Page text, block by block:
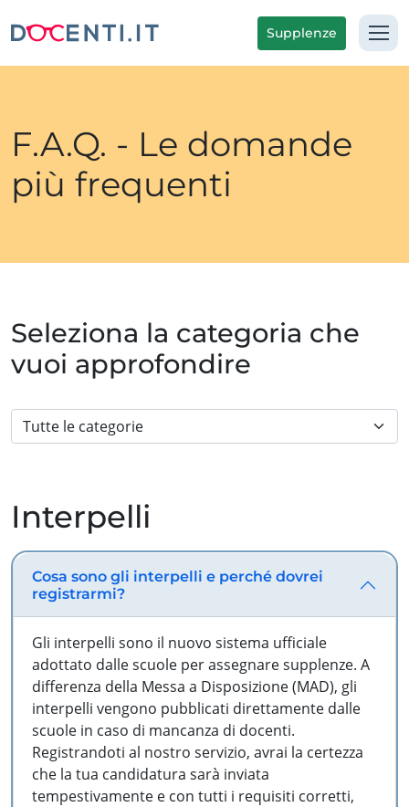
Supplenze
F.A.Q. - Le domande
più frequenti
Seleziona la categoria che
vuoi approfondire
Interpelli
Cosa sono gli interpelli e perché dovrei
registrarmi?
Gli interpelli sono il nuovo sistema ufficiale
adottato dalle scuole per assegnare supplenze. A
differenza della Messa a Disposizione (MAD), gli
interpelli vengono pubblicati direttamente dalle
scuole in caso di mancanza di docenti.
Registrandoti al nostro servizio, avrai la certezza
che la tua candidatura sarà inviata
tempestivamente e con tutti i requisiti corretti,